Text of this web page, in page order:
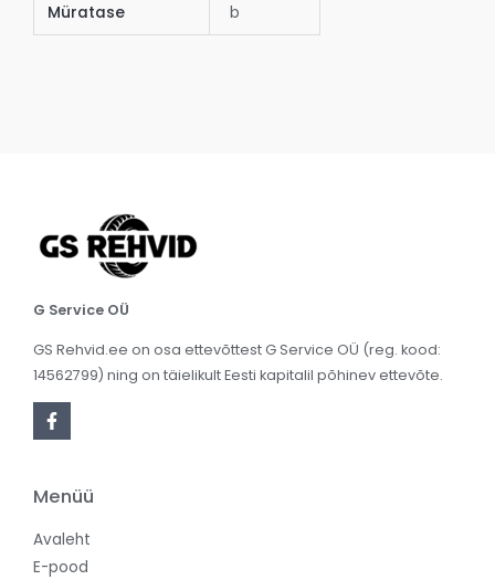
Müratase b
G Service OÜ
GS Rehvid.ee on osa ettevõttest G Service OÜ (reg. kood:
14562799) ning on täielikult Eesti kapitalil põhinev ettevõte.
Menüü
Avaleht
E-pood